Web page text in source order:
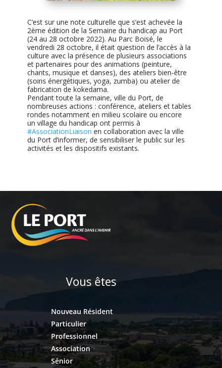
C’est sur une note culturelle que s’est achevée la
2ème édition de la Semaine du handicap au Port
(24 au 28 octobre 2022). Au Parc Boisé, le
vendredi 28 octobre, il était question de l’accès à la
culture avec la présence de plusieurs associations
et partenaires pour des animations (peinture,
chants, musique et danses), des ateliers bien-être
(soins énergétiques, yoga, zumba) ou atelier de
fabrication de kokedama.
Pendant toute la semaine, ville du Port, de
nombreuses actions : conférence, ateliers et tables
rondes notamment en milieu scolaire ou encore
un village du handicap ont permis à
#AssociationLiaison en collaboration avec la ville
du Port d’informer, de sensibiliser le public sur les
activités et les dispositifs existants.
Vous êtes
Nouveau Résident
Particulier
Professionnel
Association
Sénior